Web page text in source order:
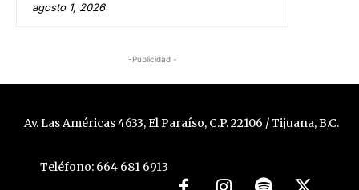
agosto 1, 2026
-Publicidad -
Av. Las Américas 4633, El Paraíso, C.P. 22106 / Tijuana, B.C.
Teléfono: 664 681 6913